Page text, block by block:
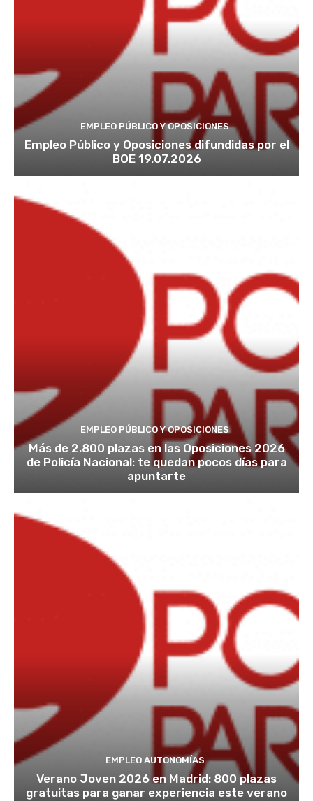
EMPLEO PÚBLICO Y OPOSICIONES
Empleo Público y Oposiciones difundidas por el
BOE 19.07.2026
EMPLEO PÚBLICO Y OPOSICIONES
Más de 2.800 plazas en las Oposiciones 2026
de Policía Nacional: te quedan pocos días para
apuntarte
EMPLEO AUTONOMÍAS
Verano Joven 2026 en Madrid: 800 plazas
gratuitas para ganar experiencia este verano